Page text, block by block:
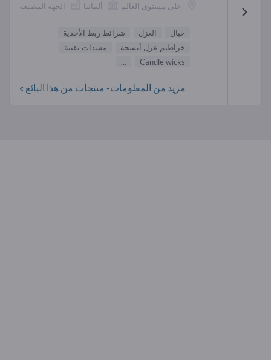
الجهة المصنعة ألمانيا على مستوى العالم
حبال العزل
شرائط ربط الأحذية
خراطيم عزل أنسجة
مشدات تقنية
Candle wicks
...
مزيد من المعلومات- منتجات من هذا البائع »